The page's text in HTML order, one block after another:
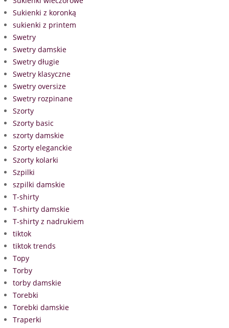
Sukienki z koronką
sukienki z printem
Swetry
Swetry damskie
Swetry długie
Swetry klasyczne
Swetry oversize
Swetry rozpinane
Szorty
Szorty basic
szorty damskie
Szorty eleganckie
Szorty kolarki
Szpilki
szpilki damskie
T-shirty
T-shirty damskie
T-shirty z nadrukiem
tiktok
tiktok trends
Topy
Torby
torby damskie
Torebki
Torebki damskie
Traperki